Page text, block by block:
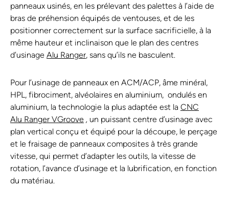
panneaux usinés, en les prélevant des palettes à l’aide de
bras de préhension équipés de ventouses, et de les
positionner correctement sur la surface sacrificielle, à la
même hauteur et inclinaison que le plan des centres
d’usinage Alu Ranger, sans qu’ils ne basculent.
Pour l’usinage de panneaux en ACM/ACP, âme minéral,
HPL, fibrociment, alvéolaires en aluminium, ondulés en
aluminium, la technologie la plus adaptée est la CNC
Alu Ranger VGroove , un puissant centre d’usinage avec
plan vertical conçu et équipé pour la découpe, le perçage
et le fraisage de panneaux composites à très grande
vitesse, qui permet d’adapter les outils, la vitesse de
rotation, l’avance d’usinage et la lubrification, en fonction
du matériau.